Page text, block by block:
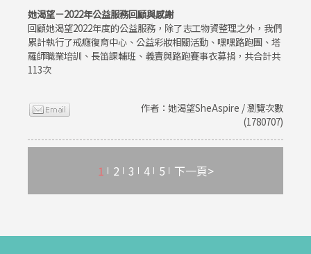
她渴望－2022年公益服務回顧與感謝
回顧她渴望2022年度的公益服務，除了志工物資整理之外，我們
累計執行了戒癮復育中心、公益彩妝相關活動、嘿嘿路跑團、塔
羅師職業培訓、長笛課輔班、義賣與路跑賽事衣募捐，共合計共
113次
作者：她渴望SheAspire / 瀏覽次數
(1780707)
1 2 3 4 5 下一頁>